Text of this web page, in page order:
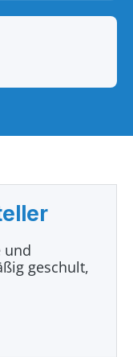
und
geschult,